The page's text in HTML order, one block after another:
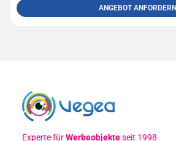
ANGEBOT ANFORDERN
Experte fürWerbeobjekteseit 1998